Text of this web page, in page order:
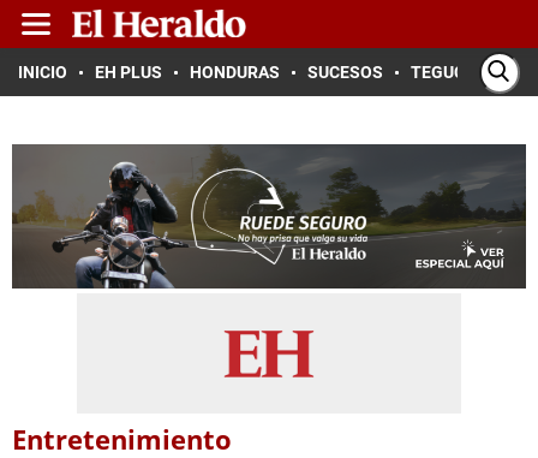
INICIO EH PLUS HONDURAS SUCESOS TEGUCIGALPA
Entretenimiento